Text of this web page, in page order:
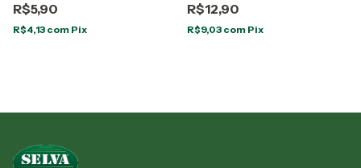
R$5,90
R$4,13 com Pix
R$12,90
R$9,03 com Pix